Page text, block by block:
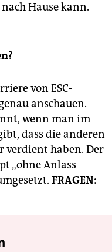
Hause kann.
von ESC-
anschauen.
wenn man im
dass die anderen
verdient haben. Der
„ohne Anlass
FRAGEN: